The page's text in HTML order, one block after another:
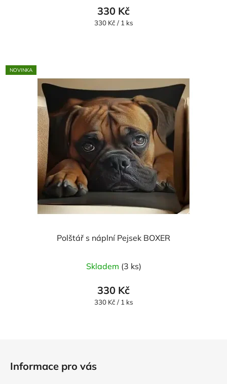
produktu
je
330 Kč
Měrná
330 Kč / 1 ks
NOVINKA
Polštář s náplní Pejsek BOXER
Skladem (3 ks)
330 Kč
Měrná
330 Kč / 1 ks
Informace pro vás